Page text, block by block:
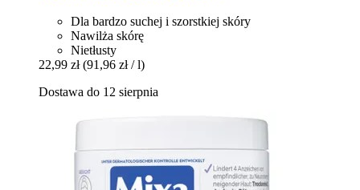
Dla bardzo suchej i szorstkiej skóry
Nawilża skórę
Nietłusty
22,99 zł (91,96 zł / l)
Dostawa do 12 sierpnia